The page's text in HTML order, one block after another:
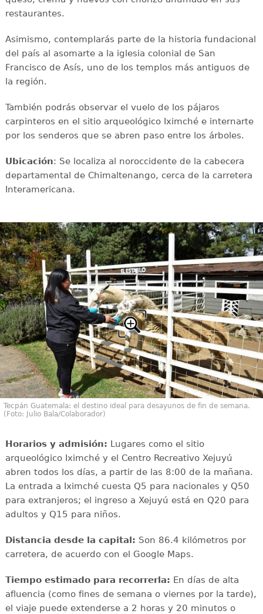
restaurantes.
Asimismo, contemplarás parte de la historia fundacional
del país al asomarte a la iglesia colonial de San
Francisco de Asís, uno de los templos más antiguos de
la región.
También podrás observar el vuelo de los pájaros
carpinteros en el sitio arqueológico Iximché e internarte
por los senderos que se abren paso entre los árboles.
Ubicación: Se localiza al noroccidente de la cabecera
departamental de Chimaltenango, cerca de la carretera
Interamericana.
Tecpán Guatemala: el destino ideal para desayunos de fin de semana.
(Foto: Julio Bala/Colaborador)
Horarios y admisión: Lugares como el sitio
arqueológico Iximché y el Centro Recreativo Xejuyú
abren todos los días, a partir de las 8:00 de la mañana.
La entrada a Iximché cuesta Q5 para nacionales y Q50
para extranjeros; el ingreso a Xejuyú está en Q20 para
adultos y Q15 para niños.
Distancia desde la capital: Son 86.4 kilómetros por
carretera, de acuerdo con el Google Maps.
Tiempo estimado para recorrerla: En días de alta
afluencia (como fines de semana o viernes por la tarde),
el viaje puede extenderse a 2 horas y 20 minutos o